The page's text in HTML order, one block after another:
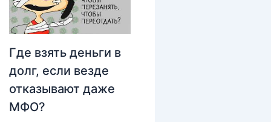
Где взять деньги в
долг, если везде
отказывают даже
МФО?